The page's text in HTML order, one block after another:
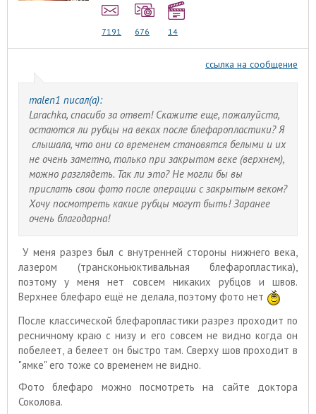
7191 676 14
ссылка на сообщение
malen1 писал(а):
Larachka, спасибо за ответ! Скажите еще, пожалуйста,
остаются ли рубцы на веках после блефаропластики? Я
слышала, что они со временем становятся белыми и их
не очень заметно, только при закрытом веке (верхнем),
можно разглядеть. Так ли это? Не могли бы вы
прислать свои фото после операции с закрытым веком?
Хочу посмотреть какие рубцы могут быть! Заранее
очень благодарна!
У меня разрез был с внутренней стороны нижнего века,
лазером (трансконьюктивальная блефаропластика),
поэтому у меня нет совсем никаких рубцов и швов.
Верхнее блефаро ещё не делала, поэтому фото нет
После классической блефаропластики разрез проходит по
ресничному краю с низу и его совсем не видно когда он
побелеет, а белеет он быстро там. Сверху шов проходит в
"ямке" его тоже со временем не видно.
Фото блефаро можно посмотреть на сайте доктора
Соколова.